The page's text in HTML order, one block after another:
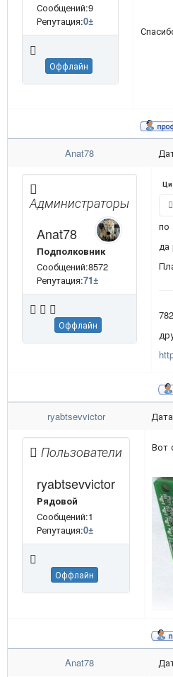
Сообщений:9
Репутация:0±
Оффлайн
Anat78
Администраторы
Anat78
Подполковник
Сообщений:8572
Репутация:71±
Оффлайн
по
да
ryabtsevvictor
Пользователи
ryabtsevvictor
Рядовой
Сообщений:1
Репутация:0±
Оффлайн
Вот
Anat78